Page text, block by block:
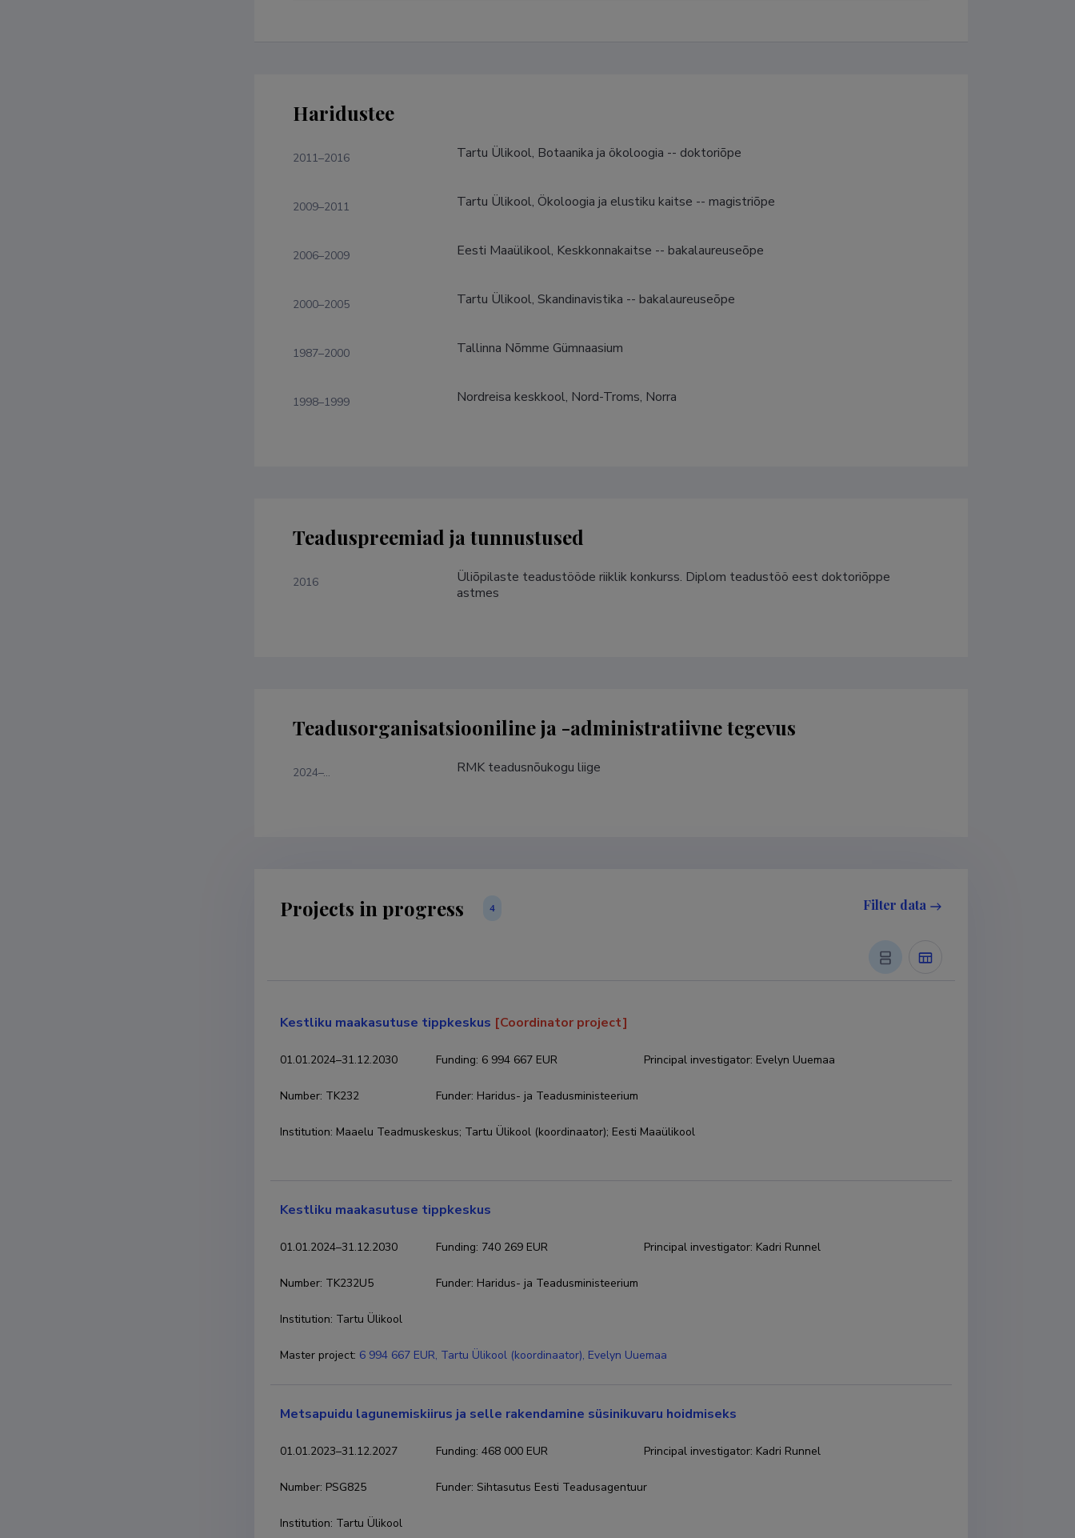
Haridustee
2011–2016 Tartu Ülikool, Botaanika ja ökoloogia -- doktoriõpe
2009–2011 Tartu Ülikool, Ökoloogia ja elustiku kaitse -- magistriõpe
2006–2009 Eesti Maaülikool, Keskkonnakaitse -- bakalaureuseõpe
2000–2005 Tartu Ülikool, Skandinavistika -- bakalaureuseõpe
1987–2000 Tallinna Nõmme Gümnaasium
1998–1999 Nordreisa keskkool, Nord-Troms, Norra
Teaduspreemiad ja tunnustused
2016
Üliõpilaste teadustööde riiklik konkurss. Diplom teadustöö eest doktoriõppe
astmes
Teadusorganisatsiooniline ja -administratiivne tegevus
2024–... RMK teadusnõukogu liige
Projects in progress 4 Filter data
Kestliku maakasutuse tippkeskus [Coordinator project]
01.01.2024–31.12.2030 Funding: 6 994 667 EUR Principal investigator: Evelyn Uuemaa
Number: TK232 Funder: Haridus- ja Teadusministeerium
Institution: Maaelu Teadmuskeskus; Tartu Ülikool (koordinaator); Eesti Maaülikool
Kestliku maakasutuse tippkeskus
01.01.2024–31.12.2030 Funding: 740 269 EUR Principal investigator: Kadri Runnel
Number: TK232U5 Funder: Haridus- ja Teadusministeerium
Institution: Tartu Ülikool
Master project: 6 994 667 EUR, Tartu Ülikool (koordinaator), Evelyn Uuemaa
Metsapuidu lagunemiskiirus ja selle rakendamine süsinikuvaru hoidmiseks
01.01.2023–31.12.2027 Funding: 468 000 EUR Principal investigator: Kadri Runnel
Number: PSG825 Funder: Sihtasutus Eesti Teadusagentuur
Institution: Tartu Ülikool